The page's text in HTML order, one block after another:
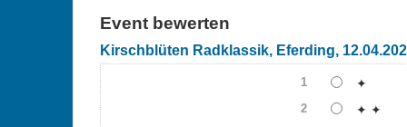
Event bewerten
Kirschblüten Radklassik, Eferding,
1 ✦
2 ✦ ✦